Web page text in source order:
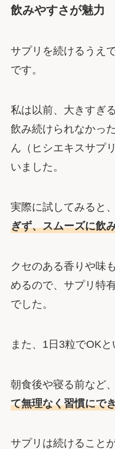
飲みやすさが魅力
サプリを続けるうえ
です。
私は以前、大きすぎ
飲み続けられなかっ
ん（ヒシエキスサプ
いました。
実際に試してみると、
ぎず、スムーズに飲
クセのある香りや味
めるので、サプリ特
でした。
また、1日3粒でOKと
朝食後や寝る前など、
て無理なく習慣にで
サプリは続けること